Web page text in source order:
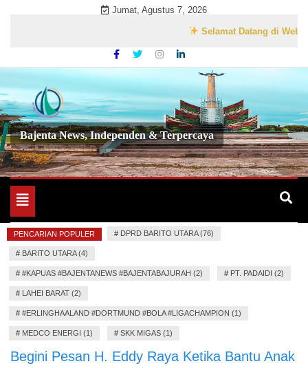
Jumat, Agustus 7, 2026
Selamat Datang di Website
Bajenta News, Independen & Terpercaya
Toggle
navigation
PENCARIAN POPULER # DPRD BARITO UTARA (76)
# BARITO UTARA (4)
# #KAPUAS #BAJENTANEWS #BAJENTABAJURAH (2) # PT. PADAIDI (2)
# LAHEI BARAT (2)
# #ERLINGHAALAND #DORTMUND #BOLA #LIGACHAMPION (1)
# MEDCO ENERGI (1) # SKK MIGAS (1)
Begini Pesan H. Eddy Raya Ketika Bantu Anak